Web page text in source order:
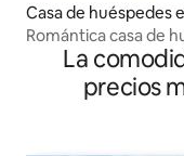
Casa de huéspedes
Romántica casa de
La
precios